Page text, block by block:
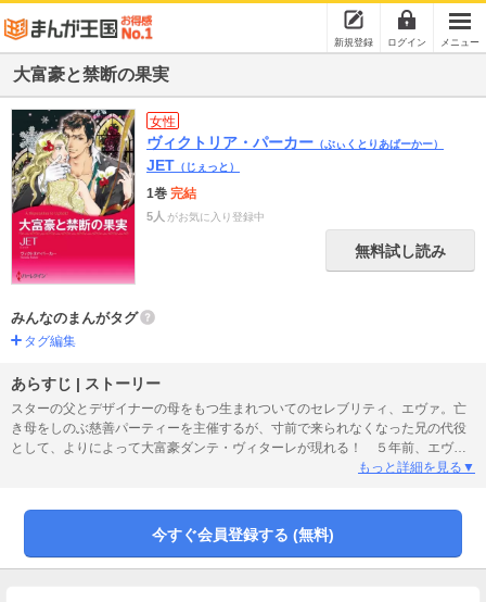
新規登録 ログイン メニュー
大富豪と禁断の果実
女性
ヴィクトリア・パーカー （ぶぃくとりあぱーかー）
JET （じぇっと）
1巻 完結
5人 がお気に入り登録中
無料試し読み
みんなのまんがタグ
タグ編集
あらすじ | ストーリー
スターの父とデザイナーの母をもつ生まれついてのセレブリティ、エヴァ。亡
き母をしのぶ慈善パーティーを主催するが、寸前で来られなくなった兄の代役
として、よりによって大富豪ダンテ・ヴィターレが現れる！ ５年前、エヴァ
は初恋の彼に純潔を捧げようとしたが、一途な想いは冷たく拒まれた。スピー
き起こしてしまう。マスコミを抑えるため、ふたりは期間限定で恋人のふりを
もっと詳細を見る▼
今すぐ会員登録する (無料)